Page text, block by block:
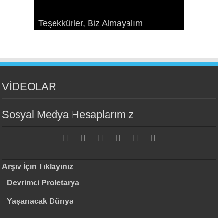
Teşekkürler, Biz Almayalım
Kazandırmak
Devrimin Esasları ve Örgütlenmesi
Konuşma
geleceğimiz*
VİDEOLAR
Sosyal Medya Hesaplarımız
Arşiv İçin Tıklayınız
Devrimci Proletarya
Yaşanacak Dünya